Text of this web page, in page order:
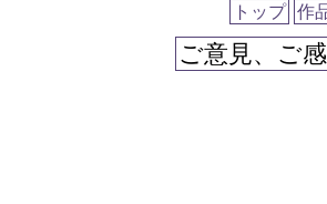
トップ 作
ご意見、ご